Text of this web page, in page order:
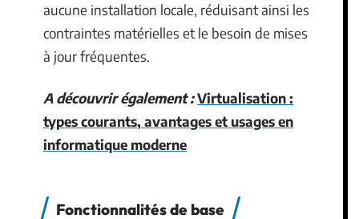
aucune installation locale, réduisant ainsi les
contraintes matérielles et le besoin de mises
à jour fréquentes.
A découvrir également :Virtualisation :
types courants, avantages et usages en
informatique moderne
Fonctionnalités de base